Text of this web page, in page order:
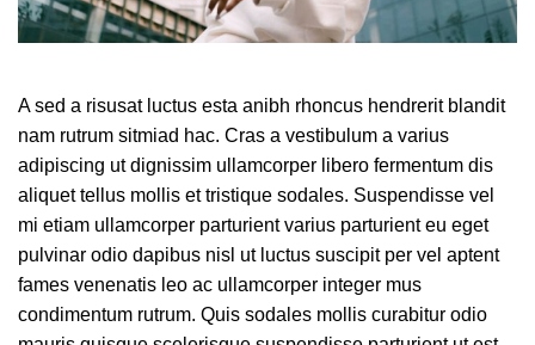
A sed a risusat luctus esta anibh rhoncus hendrerit blandit
nam rutrum sitmiad hac. Cras a vestibulum a varius
adipiscing ut dignissim ullamcorper libero fermentum dis
aliquet tellus mollis et tristique sodales. Suspendisse vel
mi etiam ullamcorper parturient varius parturient eu eget
pulvinar odio dapibus nisl ut luctus suscipit per vel aptent
fames venenatis leo ac ullamcorper integer mus
condimentum rutrum. Quis sodales mollis curabitur odio